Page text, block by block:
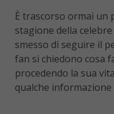
È trascorso ormai un
stagione della
smesso di seguire il
fan si chiedono cosa
procedendo la sua
qualche